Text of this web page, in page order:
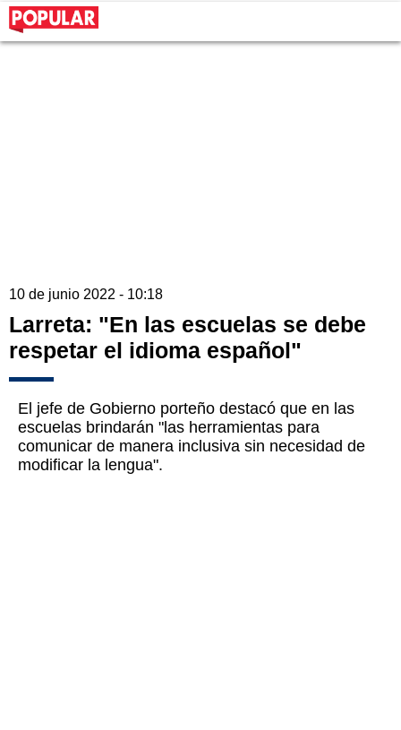
10 de junio 2022 - 10:18
Larreta: "En las escuelas se debe
respetar el idioma español"
El jefe de Gobierno porteño destacó que en las
escuelas brindarán "las herramientas para
comunicar de manera inclusiva sin necesidad de
modificar la lengua".